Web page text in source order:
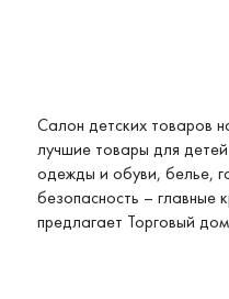
Салон детских товаров
лучшие товары для
одежды и обуви, белье,
безопасность – главные
предлагает Торговый